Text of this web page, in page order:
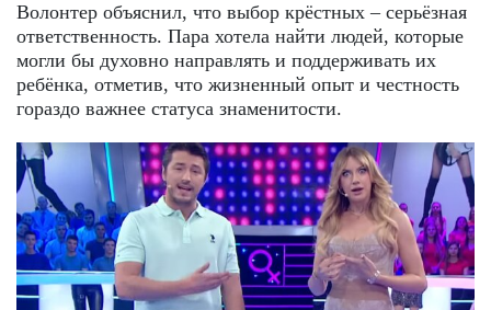
Волонтер объяснил, что выбор крёстных – серьёзная
ответственность. Пара хотела найти людей, которые
могли бы духовно направлять и поддерживать их
ребёнка, отметив, что жизненный опыт и честность
гораздо важнее статуса знаменитости.